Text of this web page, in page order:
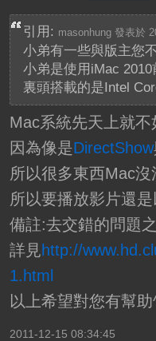
引用: masonhung 發表於
小弟有一些與版主您
小弟是使用iMac 2010
裏頭搭載的是Intel
Mac系統先天上就不
因為像是DirectShow
所以很多東西Mac沒
所以要播放影片還
備註:去交錯的問題
詳見http://
1.html
以上希望對您有幫助
2011-12-15 08:34:45